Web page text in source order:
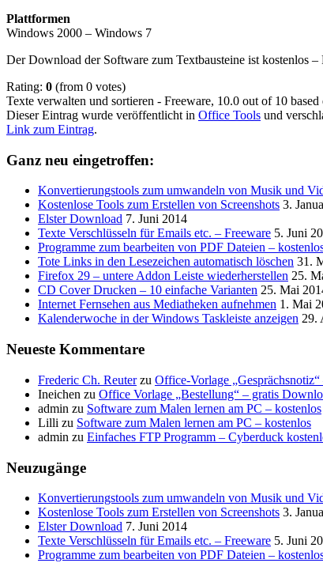
Plattformen
Windows 2000 – Windows 7
Der Download der Software zum Textbausteine ist kostenlos –
Rating: 0 (from 0 votes)
Texte verwalten und sortieren - Freeware, 10.0 out of 10 based
Dieser Eintrag wurde veröffentlicht in Office Tools und
Link zum Eintrag.
Ganz neu eingetroffen:
Konvertierungstools zum umwandeln von Musik und
Kostenlose Tools zum Erstellen von Screenshots 3.
Elster Download 7. Juni 2014
Texte Verschlüsseln für Emails etc. – Freeware 5. Juni
Programme zum bearbeiten von PDF Dateien –
Tote Links in den Lesezeichen automatisch löschen 31.
Firefox 29 – untere Addon Leiste wiederherstellen 25.
CD Cover Drucken – 10 einfache Varianten 25. Mai
Internet Fernsehen aus Mediatheken aufnehmen 1. Mai
Kalenderwoche in der Windows Taskleiste anzeigen 29.
Neueste Kommentare
Frederic Ch. Reuterzu Office-Vorlage
Ineichen zu Office Vorlage „Bestellung“ – gratis
admin zu Software zum Malen lernen am PC – kostenlos
Lilli zu Software zum Malen lernen am PC – kostenlos
admin zu Einfaches FTP Programm – Cyberduck
Neuzugänge
Konvertierungstools zum umwandeln von Musik und
Kostenlose Tools zum Erstellen von Screenshots 3.
Elster Download 7. Juni 2014
Texte Verschlüsseln für Emails etc. – Freeware 5. Juni
Programme zum bearbeiten von PDF Dateien –